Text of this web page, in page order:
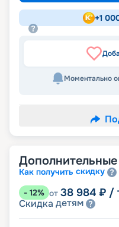
+1
Моментально
Как получить скидку
- 12% от 38 984 ₽ /
Скидка детям